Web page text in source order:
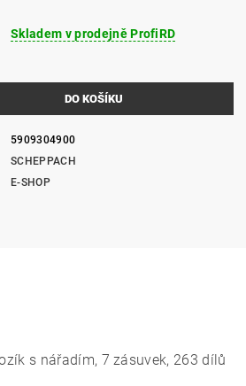
Skladem v prodejně ProfiRD
5909304900
SCHEPPACH
E-SHOP
s nářadím, 7 zásuvek, 263 dílů